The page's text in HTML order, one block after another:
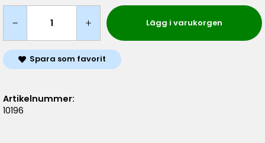
Lägg i varukorgen
Spara som favorit
Artikelnummer:
10196